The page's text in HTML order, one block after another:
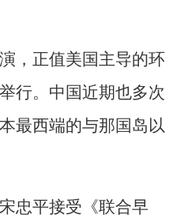
，正值美国主导的环
行。中国近期也多次
最西端的与那国岛以
忠平接受《联合早